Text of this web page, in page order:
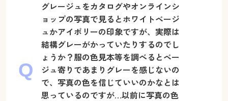
グレージュをカタログやオンラインシ
ョップの写真で見るとホワイトベージ
ュかアイボリーの印象ですが、実際は
結構グレーがかっていたりするのでし
ょうか？服の色見本等を調べるとベー
ジュ寄りであまりグレーを感じないの
で、写真の色を信じていいのかなとは
思っているのですが…以前に写真の色